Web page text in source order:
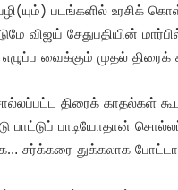
படங்களில்
விஜய் சேதுபதியின்
வைக்கும் முதல்
திரைக் காதல்கள்
பாட்டுப் பாடியோதான்
சர்க்கரை துக்கலாக